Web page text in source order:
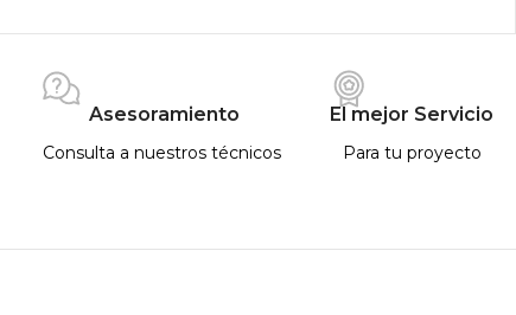
Asesoramiento
Consulta a nuestros técnicos
El mejor Servicio
Para tu proyecto